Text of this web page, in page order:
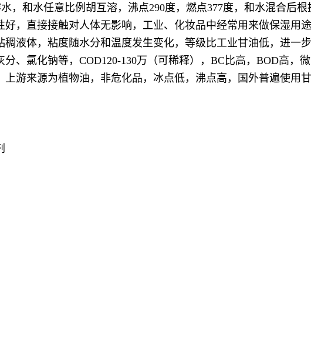
，和水任意比例胡互溶，沸点290度，燃点377度，和水混合后
，直接接触对人体无影响，工业、化妆品中经常用来做保湿用途
液体，粘度随水分和温度发生变化，等级比工业甘油低，进一
、氯化钠等，COD120-130万（可稀释），BC比高，BOD高，
游来源为植物油，非危化品，冰点低，沸点高，国外普遍使用